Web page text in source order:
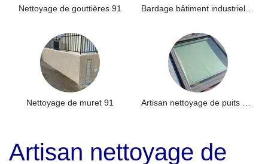
Nettoyage de gouttières 91
Nettoyage de muret 91
Artisan nettoyage de